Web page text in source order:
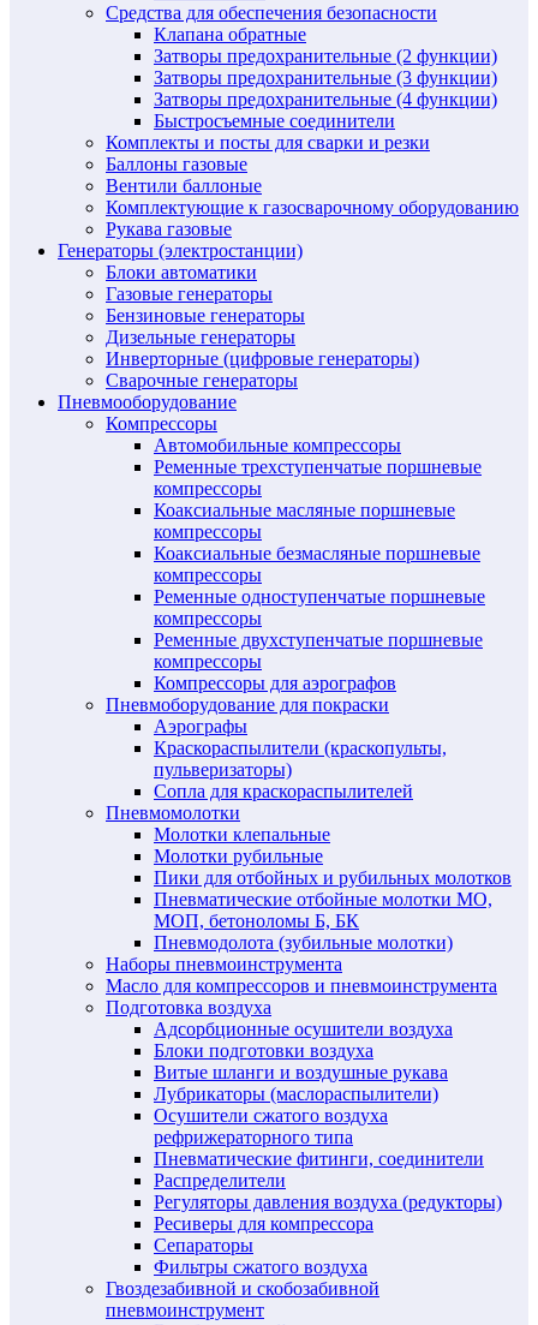
Средства для обеспечения безопасности
Клапана обратные
Затворы предохранительные (2 функции)
Затворы предохранительные (3 функции)
Затворы предохранительные (4 функции)
Быстросъемные соединители
Комплекты и посты для сварки и резки
Баллоны газовые
Вентили баллоные
Комплектующие к газосварочному оборудованию
Рукава газовые
Генераторы (электростанции)
Блоки автоматики
Газовые генераторы
Бензиновые генераторы
Дизельные генераторы
Инверторные (цифровые генераторы)
Сварочные генераторы
Пневмооборудование
Компрессоры
Автомобильные компрессоры
Ременные трехступенчатые поршневые
компрессоры
Коаксиальные масляные поршневые
компрессоры
Коаксиальные безмасляные поршневые
компрессоры
Ременные одноступенчатые поршневые
компрессоры
Ременные двухступенчатые поршневые
компрессоры
Компрессоры для аэрографов
Пневмоборудование для покраски
Аэрографы
Краскораспылители (краскопульты,
пульверизаторы)
Сопла для краскораспылителей
Пневмомолотки
Молотки клепальные
Молотки рубильные
Пики для отбойных и рубильных молотков
Пневматические отбойные молотки МО,
МОП, бетоноломы Б, БК
Пневмодолота (зубильные молотки)
Наборы пневмоинструмента
Масло для компрессоров и пневмоинструмента
Подготовка воздуха
Адсорбционные осушители воздуха
Блоки подготовки воздуха
Витые шланги и воздушные рукава
Лубрикаторы (маслораспылители)
Осушители сжатого воздуха
рефрижераторного типа
Пневматические фитинги, соединители
Распределители
Регуляторы давления воздуха (редукторы)
Ресиверы для компрессора
Сепараторы
Фильтры сжатого воздуха
Гвоздезабивной и скобозабивной
пневмоинструмент